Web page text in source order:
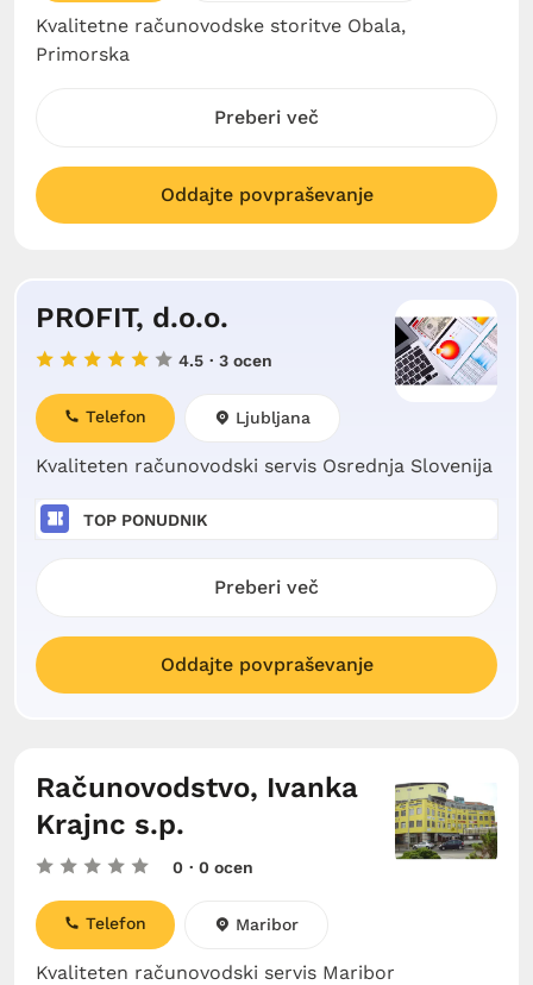
Kvalitetne računovodske storitve Obala,
Primorska
Preberi več
Oddajte povpraševanje
PROFIT, d.o.o.
4.5 · 3 ocen
Kvaliteten računovodski servis Osrednja Slovenija
Telefon Ljubljana
TOP PONUDNIK
Preberi več
Oddajte povpraševanje
Računovodstvo, Ivanka
Krajnc s.p.
0 · 0 ocen
Kvaliteten računovodski servis Maribor
Telefon Maribor